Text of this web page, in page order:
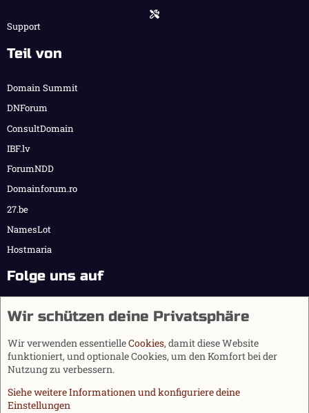
Support
Teil von
Domain Summit
DNForum
ConsultDomain
IBF.lv
ForumNDD
Domainforum.ro
27.be
NamesLot
Hostmaria
Folge uns auf
Wir schützen deine Privatsphäre
Wir verwenden essentielleCookies, damit diese Website
funktioniert, und optionale Cookies, um den Komfort bei der
Nutzung zu verbessern.
Siehe weitere Informationen und konfiguriere deine
Einstellungen